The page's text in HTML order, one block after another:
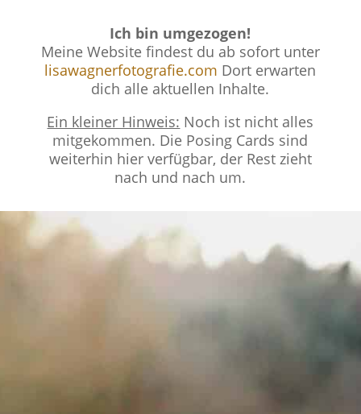
Ich bin umgezogen!
Meine Website findest du ab sofort unter
lisawagnerfotografie.com Dort erwarten
dich alle aktuellen Inhalte.
Ein kleiner Hinweis: Noch ist nicht alles
mitgekommen. Die Posing Cards sind
weiterhin hier verfügbar, der Rest zieht
nach und nach um.